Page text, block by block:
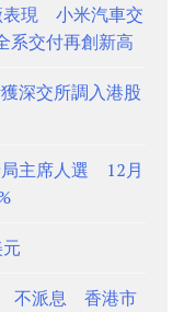
表現 小米汽車交
交付再創新高
深交所調入港股
主席人選 12月
不派息 香港市